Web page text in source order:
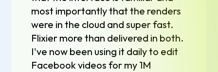
most importantly that the renders
were in the cloud and super fast.
Flixier more than delivered in both.
I've now been using it daily to edit
Facebook videos for my 1M